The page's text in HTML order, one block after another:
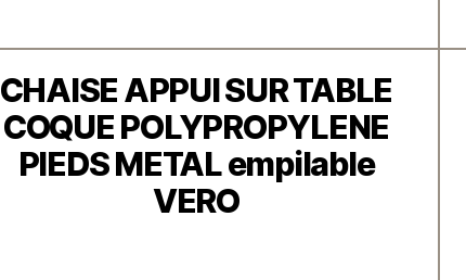
Catégories
CHAISE APPUI SUR TABLE
COQUE POLYPROPYLENE
PIEDS METAL empilable
VERO